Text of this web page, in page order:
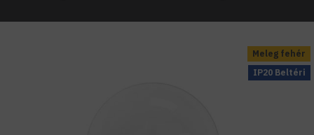
Meleg fehér
IP20 Beltéri